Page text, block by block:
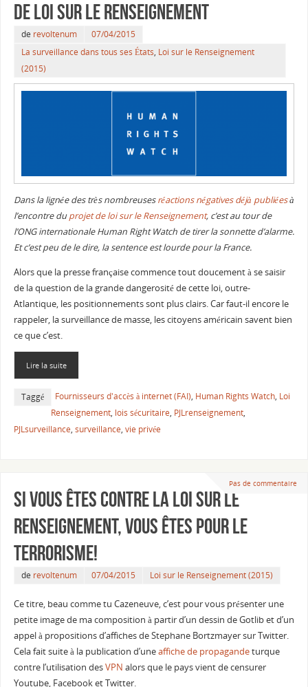
de loi sur le Renseignement
de revoltenum
07/04/2015
La surveillance dans tous ses États, Loi sur le Renseignement
(2015)
Dans la lignée des très nombreusesréactions négatives déjà publiéesà
l’encontre duprojet de loi sur le Renseignement, c’est au tour de
l’ONG internationale Human Right Watch de tirer la sonnette d’alarme.
Et c’est peu de le dire, la sentence est lourde pour la France.
Alors que la presse française commence tout doucement à se saisir
de la question de la grande dangerosité de cette loi, outre-
Atlantique, les positionnements sont plus clairs. Car faut-il encore le
rappeler, la surveillance de masse, les citoyens américain savent bien
ce que c’est.
Lire la suite
Taggé Fournisseurs d'accès à internet (FAI), Human Rights Watch, Loi
Renseignement, lois sécuritaire, PJLrenseignement,
PJLsurveillance, surveillance, vie privée
Pas de commentaire
Si vous êtes contre la loi sur le
Renseignement, vous êtes pour le
terrorisme!
de revoltenum 07/04/2015 Loi sur le Renseignement (2015)
Ce titre, beau comme tu Cazeneuve, c’est pour vous présenter une
petite image de ma composition à partir d’un dessin de Gotlib et d’un
appel à propositions d’affiches de Stephane Bortzmayer sur Twitter.
Cela fait suite à la publication d’uneaffiche de propagandeturque
contre l’utilisation desVPN alors que le pays vient de censurer
Youtube, Facebook et Twitter.